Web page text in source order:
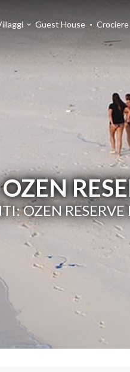
Guest House Crociere
OZEN RESERVE